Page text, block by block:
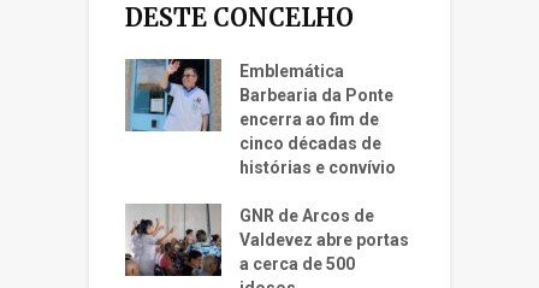
DESTE CONCELHO
Emblemática
Barbearia da Ponte
encerra ao fim de
cinco décadas de
histórias e convívio
GNR de Arcos de
Valdevez abre portas
a cerca de 500